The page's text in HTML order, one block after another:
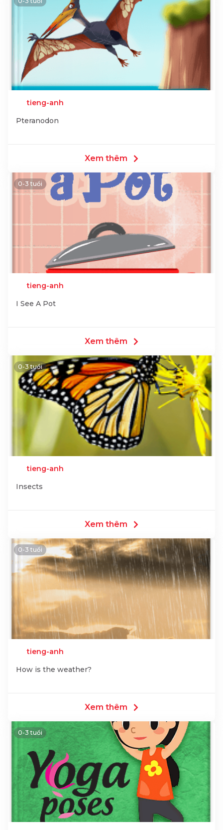
tieng-anh
Pteranodon
Xem thêm
0-3 tuổi
tieng-anh
I See A Pot
Xem thêm
0-3 tuổi
tieng-anh
Insects
Xem thêm
0-3 tuổi
tieng-anh
How is the weather?
Xem thêm
0-3 tuổi